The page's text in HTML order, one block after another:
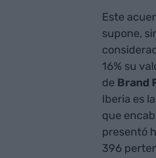
Este
supone,
16% su
de Brand
Iberia es
que
presentó
396